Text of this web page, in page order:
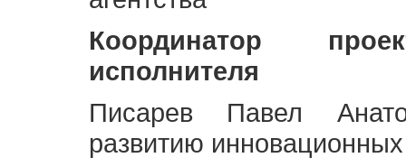
Координатор
исполнителя
Писарев Павел
развитию